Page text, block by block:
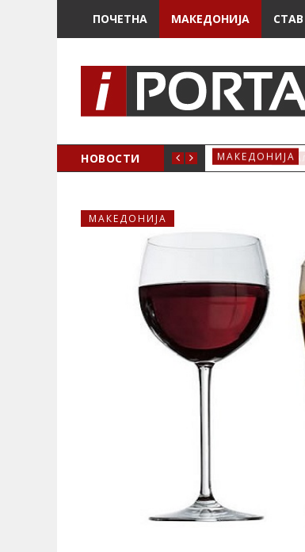
ПОЧЕТНА МАКЕДОНИЈА СТАВ
НОВОСТИ
ЖЕНСКО ЗДРАВЈЕ ВО КРИВА ПАЛАНКА МАКЕДОНИЈА
МАКЕДОНИЈА